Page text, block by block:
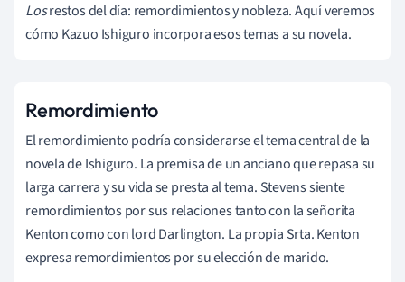
Losrestos del día: remordimientos y nobleza. Aquí veremos
cómo Kazuo Ishiguro incorpora esos temas a su novela.
Remordimiento
El remordimiento podría considerarse el tema central de la
novela de Ishiguro. La premisa de un anciano que repasa su
larga carrera y su vida se presta al tema. Stevens siente
remordimientos por sus relaciones tanto con la señorita
Kenton como con lord Darlington. La propia Srta. Kenton
expresa remordimientos por su elección de marido.